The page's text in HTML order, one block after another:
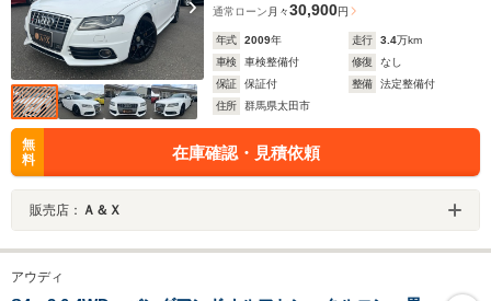
通常ローン 月々30,900円
年式 2009年 走行 3.4万km
車検
車検整備付 修復
なし
保証
保証付 整備
法定整備付
住所
群馬県太田市
無
料
在庫確認・見積依頼
販売店： Ａ＆Ｘ
アウディ